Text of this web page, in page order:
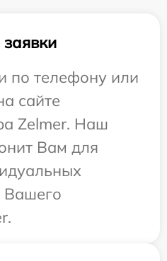
по телефону или
сайте
Zelmer. Наш
Вам для
Вашего